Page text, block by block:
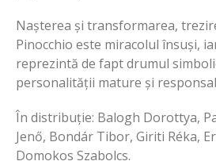
Nașterea și transformarea,
Pinocchio este miracolul însuși,
reprezintă de fapt drumul
personalității mature și
În distribuție: Balogh Dorottya,
Jenő, Bondár Tibor, Giriti Réka,
Domokos Szabolcs.